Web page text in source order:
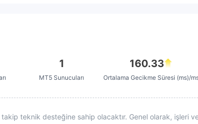
1
MT5 Sunucuları
160.33
Ortalama Gecikme Süresi (ms)/
takip teknik desteğine sahip olacaktır. Genel olarak, işleri